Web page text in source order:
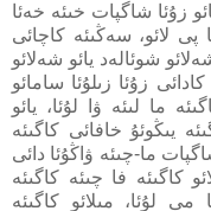
زۇئا شاگپات خىئە خەئا
پى لائو، سەڭىئە كاچائى
شوئالەد يائو شەلائو
زۇئا زىلۇئا سامائو
ما لىئە ۋا لۇئا، يائو
يىڭوئۇ خافائى كاگىئە
ما-چىئە ۋاڭۇئا دائى
كاگىئە فا چىئە كاگىئە
مى لۇئا، مىلائو كاگىئە